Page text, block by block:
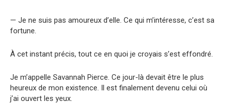
— Je ne suis pas amoureux d’elle. Ce qui m’intéresse, c’est sa
fortune.
À cet instant précis, tout ce en quoi je croyais s’est effondré.
Je m’appelle Savannah Pierce. Ce jour-là devait être le plus
heureux de mon existence. Il est finalement devenu celui où
j’ai ouvert les yeux.